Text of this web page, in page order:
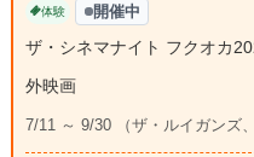
体験 開催中
ザ・シネマナイト フクオカ
外映画
7/11 ～ 9/30 （ザ・ルイガンズ